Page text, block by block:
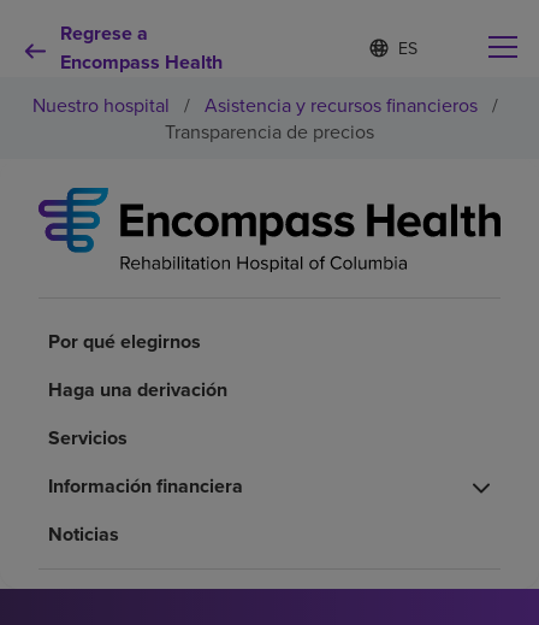
Regrese a
Encompass Health
Lista
de
contraída
d
o
m
e
c
Por qué debe elegirnos
Pacientes y cuidadores
Acerca de nosotros
Nuestro hospital / Asistencia y recursos financieros /
Transparencia de precios
Por qué elegirnos
Haga una derivación
Servicios
Información financiera
Noticias